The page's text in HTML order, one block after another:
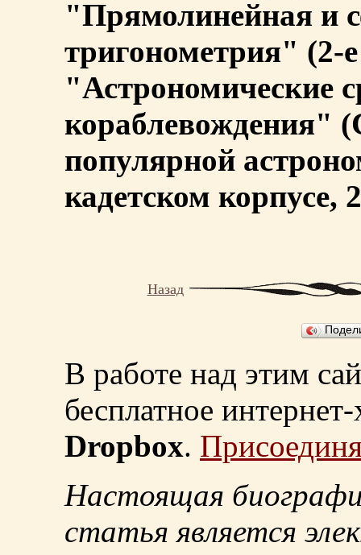
"Прямолинейная и
тригонометрия" (2-
"Астрономические
кораблевождения"
популярной
кадетском корпусе,
Назад
В работе над этим
бесплатное
Dropbox.
Настоящая
статья является